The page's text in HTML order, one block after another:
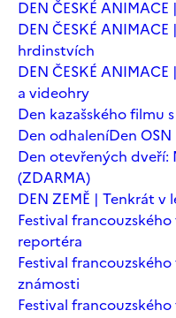
DEN ČESKÉ
DEN ČESKÉ
hrdinstvích
DEN ČESKÉ
a videohry
Den kazašského filmu
Den odhaleníDen
Den otevřených
(ZDARMA)
DEN ZEMĚ | Tenkrát v
Festival
reportéra
Festival
známosti
Festival